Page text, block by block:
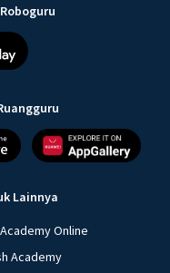
Lainnya
Online
Academy